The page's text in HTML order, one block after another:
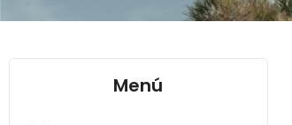
Menú